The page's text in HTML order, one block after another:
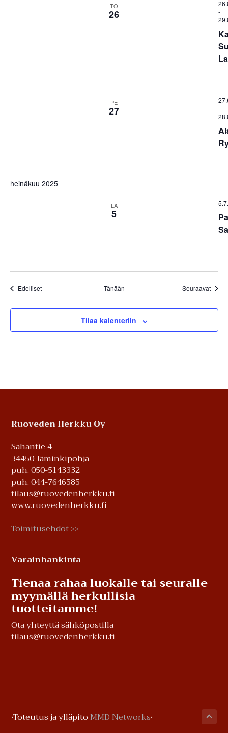
TO
26
-
PE
27
-
heinäkuu 2025
LA
5
EdellisetTapahtumat Tänään Seuraavat
Tilaa kalenteriin
Footer
Ruoveden Herkku Oy
Sahantie 4
34450 Jäminkipohja
puh. 050-5143332
puh. 044-7646585
tilaus@ruovedenherkku.fi
www.ruovedenherkku.fi
Toimitusehdot >>
Varainhankinta
Tienaa rahaa luokalle tai seuralle
myymällä herkullisia
tuotteitamme!
Ota yhteyttä sähköpostilla
tilaus@ruovedenherkku.fi
·Toteutus ja ylläpitoMMD Networks·